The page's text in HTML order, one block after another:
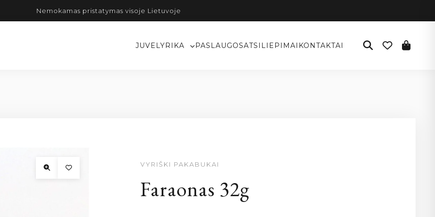
Nemokamas pristatymas visoje Lietuvoje
JUVELYRIKA PASLAUGOSATSILIEPIMAI KONTAKTAI
VYRIŠKI PAKABUKAI
Faraonas 32g